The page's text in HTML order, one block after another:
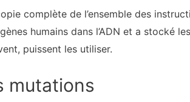
complète de l’ensemble des
humains dans l’ADN et a stocké
puissent les utiliser.
mutations